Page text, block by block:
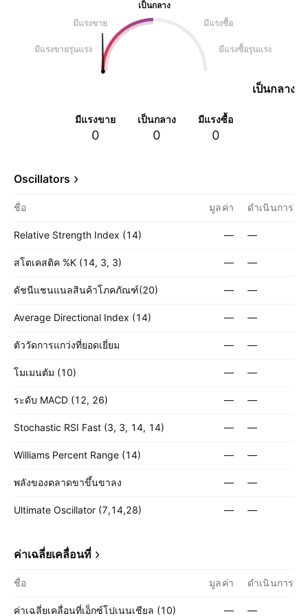
เป็นกลาง
มีแรงขาย
มีแรงซื้อ
มีแรงขายรุนแรง มีแรงซื้อรุนแรง
เป็นกลาง
มีแรงขาย
0
เป็นกลาง
0
มีแรงซื้อ
0
Oscillators
ชื่อ มูลค่า ดำเนินการ
Relative Strength Index (14) — —
สโตเคสติค %K (14, 3, 3) — —
ดัชนีแชนแนลสินค้าโภคภัณฑ์(20) — —
Average Directional Index (14) — —
ตัววัดการแกว่งที่ยอดเยี่ยม — —
โมเมนตัม (10) — —
ระดับ MACD (12, 26) — —
Stochastic RSI Fast (3, 3, 14, 14) — —
Williams Percent Range (14) — —
พลังของตลาดขาขึ้นขาลง — —
Ultimate Oscillator (7,14,28) — —
ค่าเฉลี่ยเคลื่อนที่
ชื่อ มูลค่า ดำเนินการ
ค่าเฉลี่ยเคลื่อนที่เอ็กซ์โปเนนเชียล (10) — —